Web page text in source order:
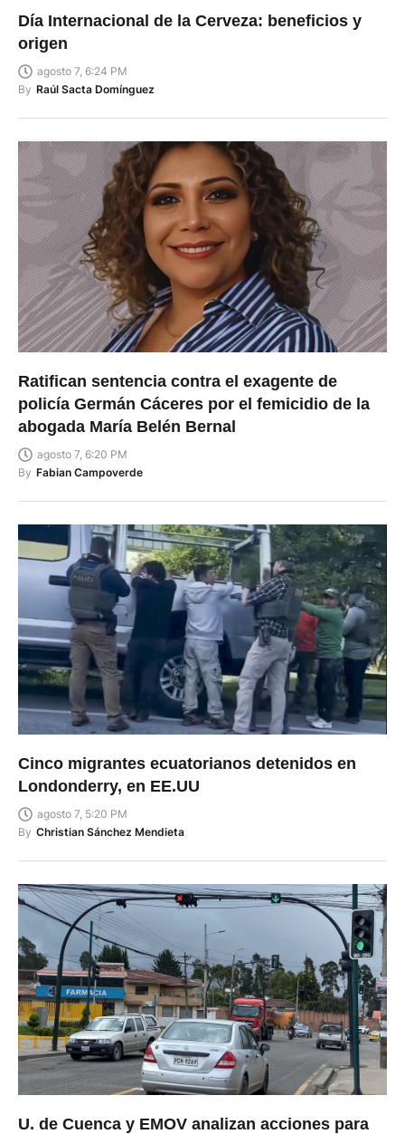
Día Internacional de la Cerveza: beneficios y
origen
agosto 7, 6:24 PM
By Raúl Sacta Domínguez
Ratifican sentencia contra el exagente de
policía Germán Cáceres por el femicidio de la
abogada María Belén Bernal
agosto 7, 6:20 PM
By Fabian Campoverde
Cinco migrantes ecuatorianos detenidos en
Londonderry, en EE.UU
agosto 7, 5:20 PM
By Christian Sánchez Mendieta
U. de Cuenca y EMOV analizan acciones para